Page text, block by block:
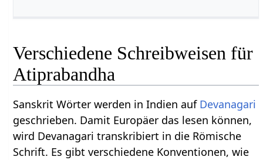
Verschiedene Schreibweisen für
Atiprabandha
Sanskrit Wörter werden in Indien auf Devanagari
geschrieben. Damit Europäer das lesen können,
wird Devanagari transkribiert in die Römische
Schrift. Es gibt verschiedene Konventionen, wie